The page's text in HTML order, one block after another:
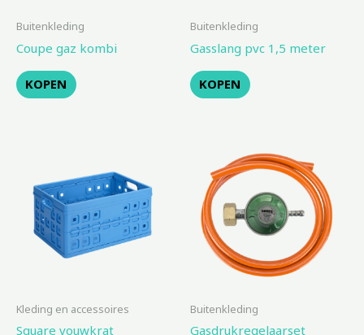
Buitenkleding
Coupe gaz kombi
KOPEN
Buitenkleding
Gasslang pvc 1,5 meter
KOPEN
Kleding en accessoires
Square vouwkrat
Buitenkleding
Gasdrukregelaarset